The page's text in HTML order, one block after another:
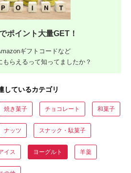
ポイント大量GET！
ギフトコードなど
もらえるって知ってましたか？
しているカテゴリ
焼き菓子 チョコレート 和菓子
ナッツ スナック・駄菓子
イス ヨーグルト 羊羹